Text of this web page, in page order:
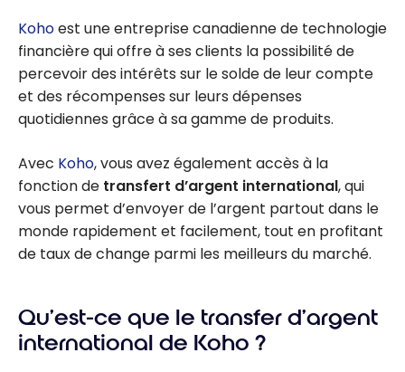
Kohoest une entreprise canadienne de technologie
financière qui offre à ses clients la possibilité de
percevoir des intérêts sur le solde de leur compte
et des récompenses sur leurs dépenses
quotidiennes grâce à sa gamme de produits.
Avec Koho, vous avez également accès à la
fonction de transfert d’argent international, qui
vous permet d’envoyer de l’argent partout dans le
monde rapidement et facilement, tout en profitant
de taux de change parmi les meilleurs du marché.
Qu’est-ce que le transfer d’argent
international de Koho ?